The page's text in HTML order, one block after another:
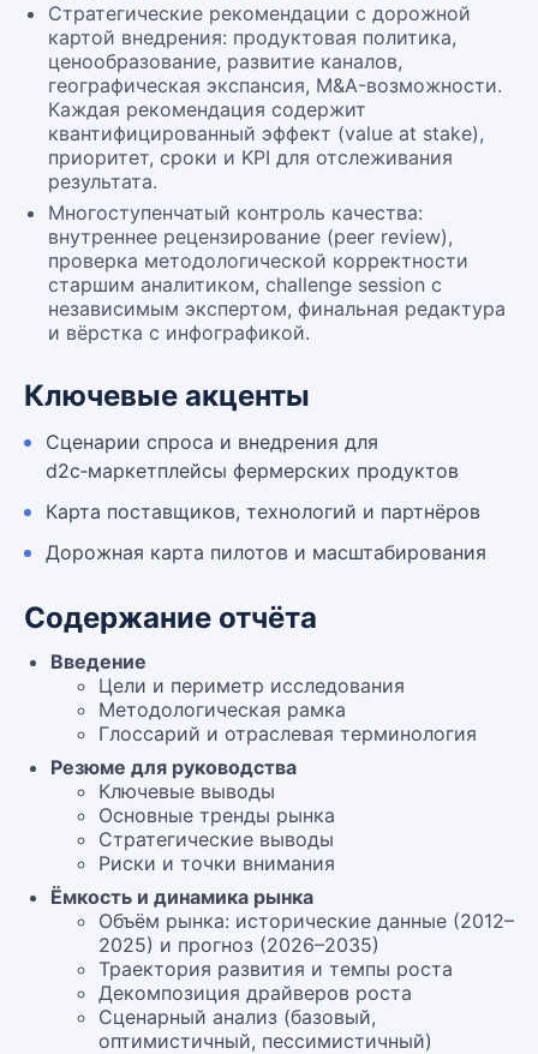
Стратегические рекомендации с дорожной
картой внедрения: продуктовая политика,
ценообразование, развитие каналов,
географическая экспансия, M&A-возможности.
Каждая рекомендация содержит
квантифицированный эффект (value at stake),
приоритет, сроки и KPI для отслеживания
результата.
Многоступенчатый контроль качества:
внутреннее рецензирование (peer review),
проверка методологической корректности
старшим аналитиком, challenge session с
независимым экспертом, финальная редактура
и вёрстка с инфографикой.
Ключевые акценты
Сценарии спроса и внедрения для
d2c‑маркетплейсы фермерских продуктов
Карта поставщиков, технологий и партнёров
Дорожная карта пилотов и масштабирования
Содержание отчёта
Введение
Цели и периметр исследования
Методологическая рамка
Глоссарий и отраслевая терминология
Резюме для руководства
Ключевые выводы
Основные тренды рынка
Стратегические выводы
Риски и точки внимания
Ёмкость и динамика рынка
Объём рынка: исторические данные (2012–
2025) и прогноз (2026–2035)
Траектория развития и темпы роста
Декомпозиция драйверов роста
Сценарный анализ (базовый,
оптимистичный, пессимистичный)